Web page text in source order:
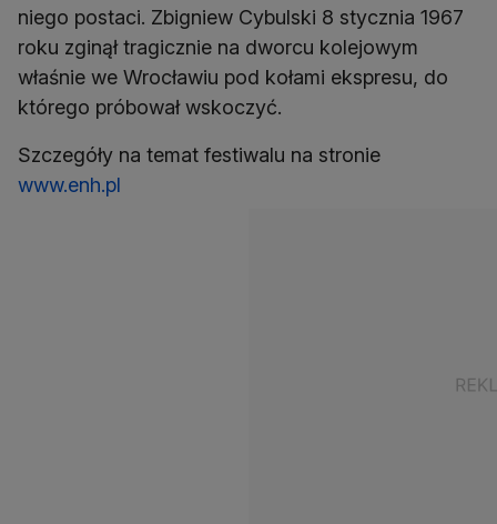
niego postaci. Zbigniew Cybulski 8 stycznia 1967
roku zginął tragicznie na dworcu kolejowym
właśnie we Wrocławiu pod kołami ekspresu, do
którego próbował wskoczyć.
Szczegóły na temat festiwalu na stronie
www.enh.pl